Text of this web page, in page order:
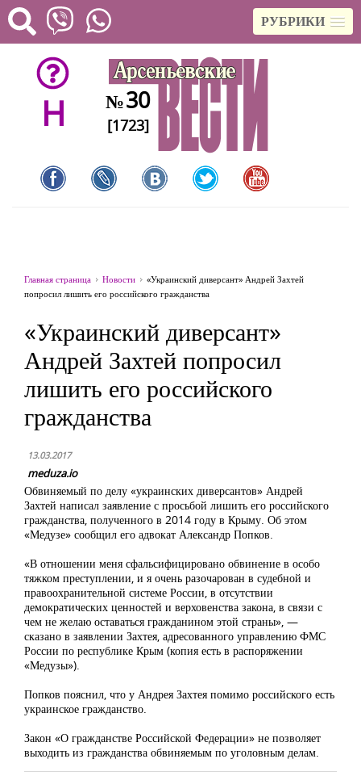
РУБРИКИ
H №30
[1723]
Главная страница Новости
«Украинский диверсант» Андрей Захтей
попросил лишить его российского гражданства
«Украинский диверсант»
Андрей Захтей попросил
лишить его российского
гражданства
13.03.2017
meduza.io
Обвиняемый по делу «украинских диверсантов» Андрей
Захтей написал заявление с просьбой лишить его российского
гражданства, полученного в 2014 году в Крыму. Об этом
«Медузе» сообщил его адвокат Александр Попков.
«В отношении меня сфальсифицировано обвинение в особо
тяжком преступлении, и я очень разочарован в судебной и
правоохранительной системе России, в отсутствии
демократических ценностей и верховенства закона, в связи с
чем не желаю оставаться гражданином этой страны», —
сказано в заявлении Захтея, адресованного управлению ФМС
России по республике Крым (копия есть в распоряжении
«Медузы»).
Попков пояснил, что у Андрея Захтея помимо российского есть
украинское гражданство.
Закон «О гражданстве Российской Федерации» не позволяет
выходить из гражданства обвиняемым по уголовным делам.